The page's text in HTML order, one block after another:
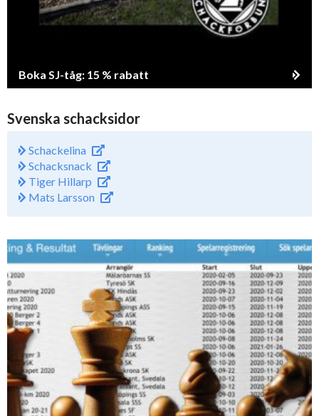
Boka SJ-tåg: 15 % rabatt
Svenska schacksidor
Schackelina
Schacksnack
Tiger Hillarp
Mats Larsson